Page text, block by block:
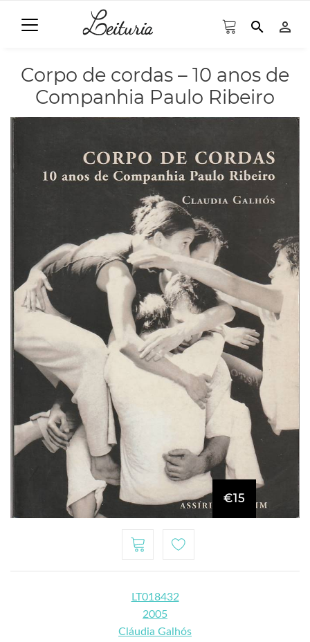
search person_outline
Corpo de cordas – 10 anos de
Companhia Paulo Ribeiro
€15
LT018432
2005
Cláudia Galhós